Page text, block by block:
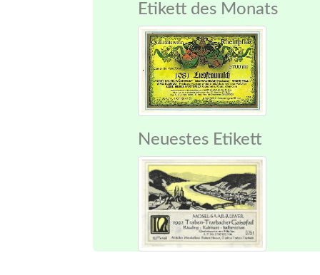
Etikett des Monats
Neuestes Etikett